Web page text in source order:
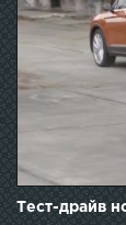
Тест-драйв